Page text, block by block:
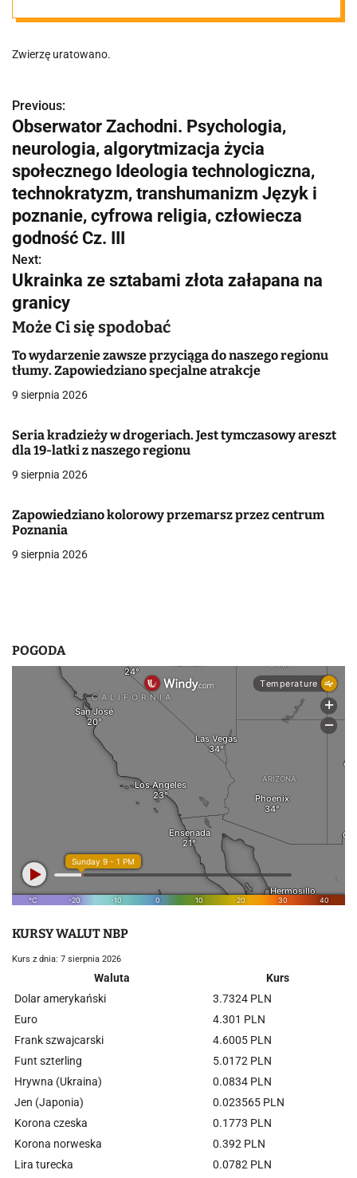
pomoc ruszyli
strażnicy
miejscy i
myśliwi
Zwierzę uratowano.
N
a
w
i
g
a
c
j
a
w
i
s
u
Previous:
Obserwator Zachodni. Psychologia,
neurologia, algorytmizacja życia
społecznego Ideologia technologiczna,
technokratyzm, transhumanizm Język i
poznanie, cyfrowa religia, człowiecza
godność Cz. III
Next:
Ukrainka ze sztabami złota załapana na
granicy
Może Ci się spodobać
To wydarzenie zawsze przyciąga do naszego regionu
tłumy. Zapowiedziano specjalne atrakcje
9 sierpnia 2026
Seria kradzieży w drogeriach. Jest tymczasowy areszt
dla 19-latki z naszego regionu
9 sierpnia 2026
Zapowiedziano kolorowy przemarsz przez centrum
Poznania
9 sierpnia 2026
POGODA
KURSY WALUT NBP
Kurs z dnia: 7 sierpnia 2026
Waluta
Kurs
Dolar amerykański
3.7324 PLN
Euro
4.301 PLN
Frank szwajcarski
4.6005 PLN
Funt szterling
5.0172 PLN
Hrywna (Ukraina)
0.0834 PLN
Jen (Japonia)
0.023565 PLN
Korona czeska
0.1773 PLN
Korona norweska
0.392 PLN
Lira turecka
0.0782 PLN